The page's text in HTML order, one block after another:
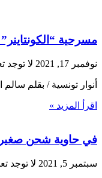
مسرحية
نوفمبر 17, 2021 لا توجد
أنوار تونسية / بقلم
اقرأ المزيد »
في حاوية شحن
سبتمبر 5, 2021 لا توجد